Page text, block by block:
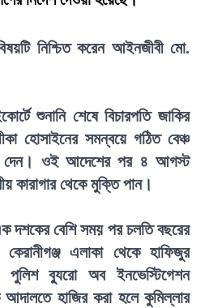
নিশ্চিত করেন আইনজীবী মো.
শুনানি শেষে বিচারপতি জাকির
হোসাইনের সমন্বয়ে গঠিত বেঞ্চ
দেন। ওই আদেশের পর ৪ আগস্ট
কারাগার থেকে মুক্তি পান।
দশকের বেশি সময় পর চলতি বছরের
এলাকা থেকে হাফিজুর
পুলিশ ব্যুরো অব ইনভেস্টিগেশন
হাজির করা হলে কুমিল্লার